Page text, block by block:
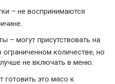
– не воспринимаются
– могут присутствовать на
количестве, но
не включать в меню.
готовить это мясо к